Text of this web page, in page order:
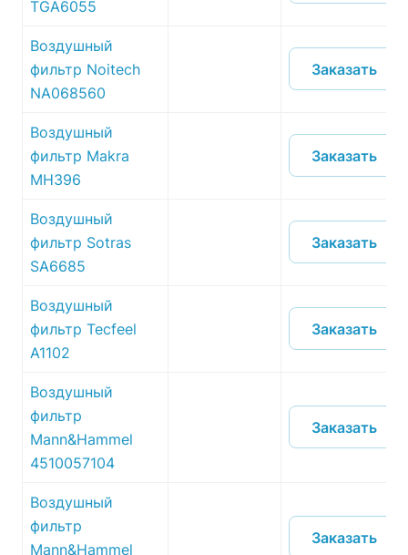
TGA6055
Воздушный
фильтр Noitech
NA068560
Заказать
Воздушный
фильтр Makra
MH396
Заказать
Воздушный
фильтр Sotras
SA6685
Заказать
Воздушный
фильтр Tecfeel
A1102
Заказать
Воздушный
фильтр
Mann&Hammel
4510057104
Заказать
Воздушный
фильтр
Mann&Hammel
Заказать